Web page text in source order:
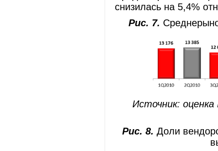
снизилась на 5,4%
Рис. 7.
Источник:
Рис. 8. Доли